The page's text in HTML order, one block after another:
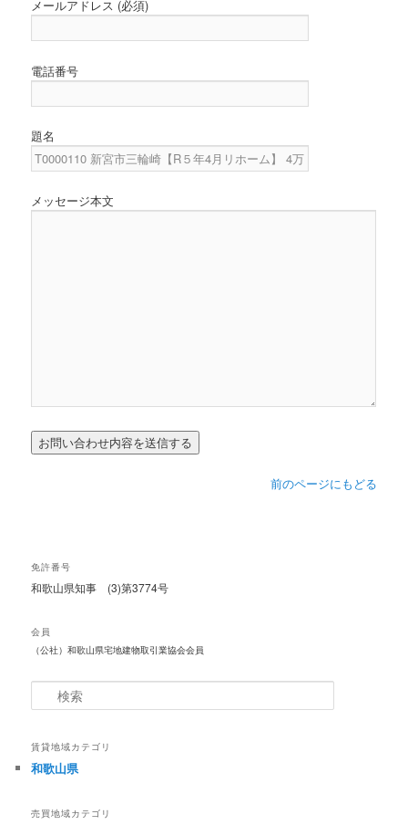
メールアドレス (必須)
電話番号
題名
メッセージ本文
前のページにもどる
免許番号
和歌山県知事 (3)第3774号
会員
（公社）和歌山県宅地建物取引業協会会員
索
賃貸地域カテゴリ
和歌山県
売買地域カテゴリ